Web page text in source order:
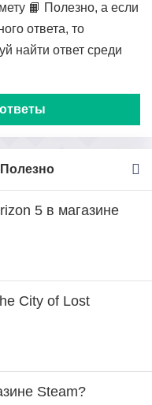
📙 Полезно, а если
ответа, то
найти ответ среди
5 в магазине
City of Lost
Steam?